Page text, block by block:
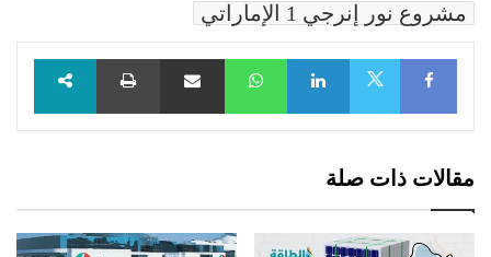
مشروع نور إنرجي 1 الإماراتي
Facebook
LinkedIn
WhatsAppمشاركة عبر البريد طباعة
مقالات ذات صلة